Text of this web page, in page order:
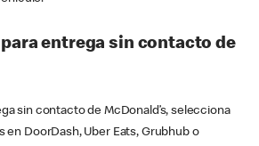
entrega sin contacto de
sin contacto de McDonald’s, selecciona
DoorDash, Uber Eats, Grubhub o